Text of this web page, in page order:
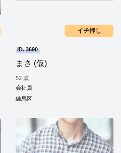
イチ押し
ID. 3690
まさ (仮)
52 歳
会社員
練馬区